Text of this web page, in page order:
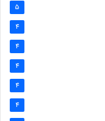
5
4
4
4
4
4